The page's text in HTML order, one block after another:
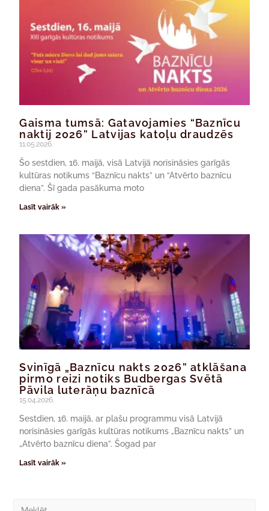
Gaisma tumsā: Gatavojamies “Baznīcu
naktij 2026” Latvijas katoļu draudzēs
11.05.2026.
Šo sestdien, 16. maijā, visā Latvijā norisināsies garīgās
kultūras notikums “Baznīcu nakts” un “Atvērto baznīcu
diena”. Šī gada pasākuma moto
Lasīt vairāk »
Svinīgā „Baznīcu nakts 2026” atklāšana
pirmo reizi notiks Budbergas Svētā
Pāvila luterāņu baznīcā
15.04.2026.
Sestdien, 16. maijā, ar plašu programmu visā Latvijā
norisināsies garīgās kultūras notikums „Baznīcu nakts” un
„Atvērto baznīcu diena”. Šogad par
Lasīt vairāk »